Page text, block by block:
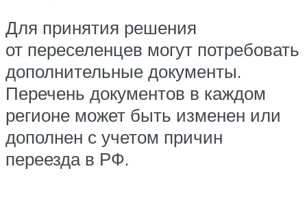
Для принятия решения
от переселенцев могут потребовать
дополнительные документы.
Перечень документов в каждом
регионе может быть изменен или
дополнен с учетом причин
переезда в РФ.